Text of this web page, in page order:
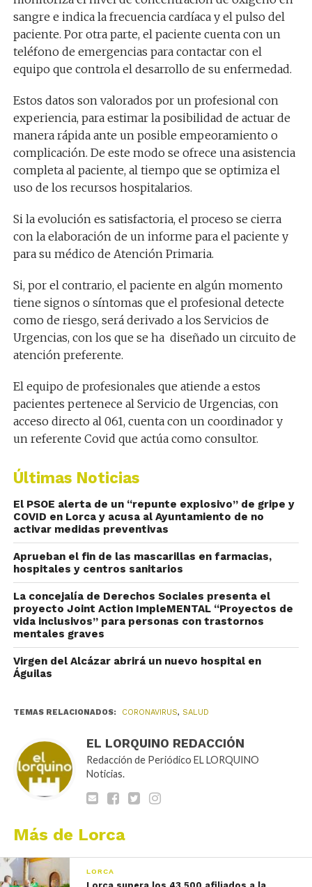
sangre e indica la frecuencia cardíaca y el pulso del
paciente. Por otra parte, el paciente cuenta con un
teléfono de emergencias para contactar con el
equipo que controla el desarrollo de su enfermedad.
Estos datos son valorados por un profesional con
experiencia, para estimar la posibilidad de actuar de
manera rápida ante un posible empeoramiento o
complicación. De este modo se ofrece una asistencia
completa al paciente, al tiempo que se optimizael
uso de los recursos hospitalarios.
Si la evolución es satisfactoria, el proceso se cierra
con la elaboración de un informe para el paciente y
para su médico de Atención Primaria.
Si, por el contrario, el paciente en algún momento
tiene signos o síntomas que el profesional detecte
como de riesgo, será derivado a los Servicios de
Urgencias, con los que se ha diseñado un circuito de
atención preferente.
El equipo de profesionales que atiende a estos
pacientes pertenece al Servicio de Urgencias,con
acceso directo al 061, cuentaconun coordinador y
un referente Covid que actúacomo consultor.
Últimas Noticias
El PSOE alerta de un “repunte explosivo” de gripe y
COVID en Lorca y acusa al Ayuntamiento de no
activar medidas preventivas
Aprueban el fin de las mascarillas en farmacias,
hospitales y centros sanitarios
La concejalía de Derechos Sociales presenta el
proyecto Joint Action ImpleMENTAL “Proyectos de
vida inclusivos” para personas con trastornos
mentales graves
Virgen del Alcázar abrirá un nuevo hospital en
Águilas
TEMAS RELACIONADOS: CORONAVIRUS, SALUD
EL LORQUINO REDACCIÓN
Redacción de Periódico EL LORQUINO
Noticias.
Más de Lorca
LORCA